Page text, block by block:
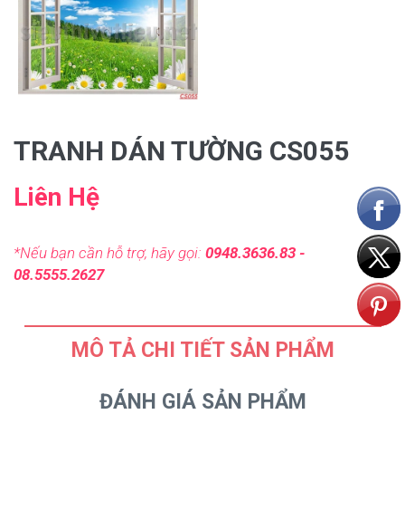
TRANH DÁN TƯỜNG CS055
Liên Hệ
*Nếu bạn cần hỗ trợ, hãy gọi: 0948.3636.83 -
08.5555.2627
MÔ TẢ CHI TIẾT SẢN PHẨM
ĐÁNH GIÁ SẢN PHẨM